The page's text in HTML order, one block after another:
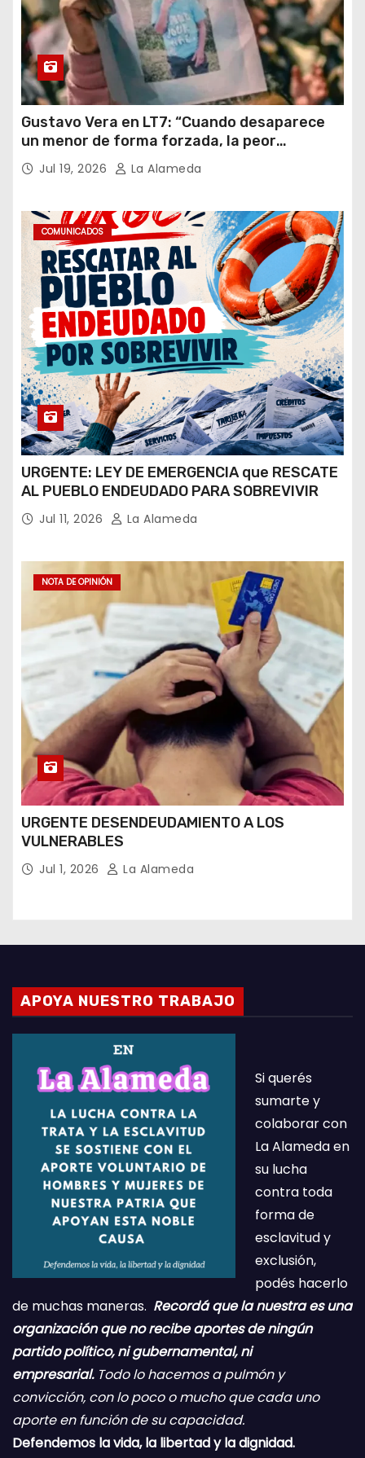
Gustavo Vera en LT7: “Cuando desaparece
un menor de forma forzada, la peor
hipótesis es trata, y así debe seguir
caratulado el caso Loan”
Jul 19, 2026 La Alameda
COMUNICADOS
URGENTE: LEY DE EMERGENCIA que RESCATE
AL PUEBLO ENDEUDADO PARA SOBREVIVIR
Jul 11, 2026 La Alameda
NOTA DE OPINIÓN
URGENTE DESENDEUDAMIENTO A LOS
VULNERABLES
Jul 1, 2026 La Alameda
APOYA NUESTRO TRABAJO
Si querés
sumarte y
colaborar con
La Alameda en
su lucha
contra toda
forma de
esclavitud y
exclusión,
podés hacerlo
de muchas maneras. Recordá que la nuestra es una
organización que no recibe aportes de ningún
partido político, ni gubernamental, ni
empresarial.Todo lo hacemos a pulmón y
convicción, con lo poco o mucho que cada uno
aporte en función de su capacidad.
Defendemos la vida, la libertad y la dignidad.